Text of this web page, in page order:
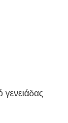
γενειάδας